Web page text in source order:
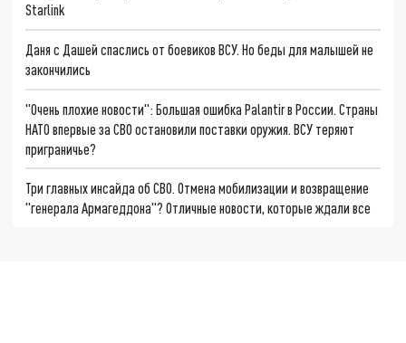
Starlink
Даня с Дашей спаслись от боевиков ВСУ. Но беды для малышей не
закончились
"Очень плохие новости": Большая ошибка Palantir в России. Страны
НАТО впервые за СВО остановили поставки оружия. ВСУ теряют
приграничье?
Три главных инсайда об СВО. Отмена мобилизации и возвращение
"генерала Армагеддона"? Отличные новости, которые ждали все